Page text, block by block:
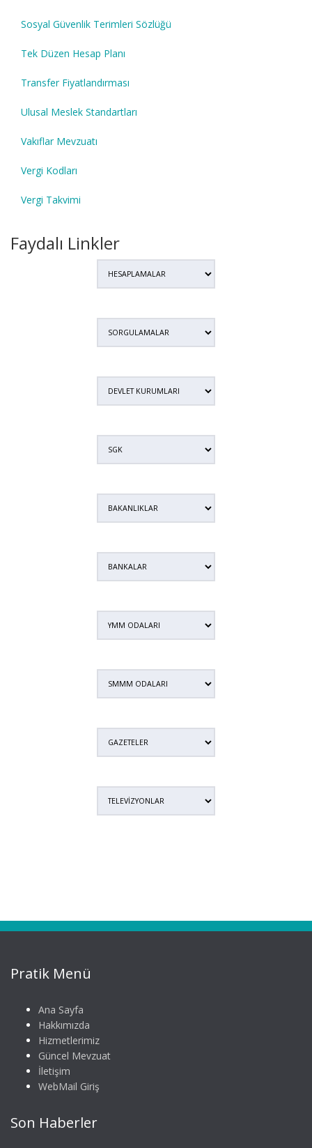
Sosyal Güvenlik Terimleri Sözlüğü
Tek Düzen Hesap Planı
Transfer Fiyatlandırması
Ulusal Meslek Standartları
Vakıflar Mevzuatı
Vergi Kodları
Vergi Takvimi
Faydalı Linkler
Pratik Menü
Ana Sayfa
Hakkımızda
Hizmetlerimiz
Güncel Mevzuat
İletişim
WebMail Giriş
Son Haberler